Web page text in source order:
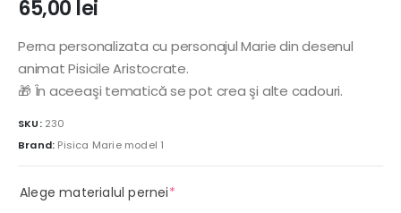
65,00 lei
Perna personalizata cu personajul Marie din desenul
animat Pisicile Aristocrate.
🎁 În aceeaşi tematică se pot crea şi alte cadouri.
SKU: 230
Brand: Pisica Marie model 1
Alege materialul pernei*(required)